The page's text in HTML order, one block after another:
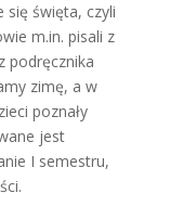
się święta, czyli
m.in. pisali z
podręcznika
zimę, a w
poznały
jest
I semestru,